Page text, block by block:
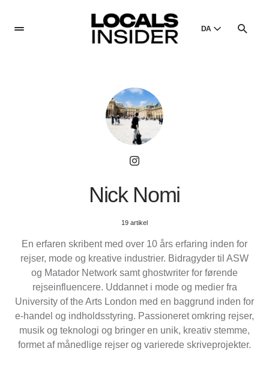
DA
Dansk
Danish
Polski
Poland
Русский
Nick Nomi
19 artikel
En erfaren skribent med over 10 års erfaring inden for
rejser, mode og kreative industrier. Bidragyder til ASW
og Matador Network samt ghostwriter for førende
rejseinfluencere. Uddannet i mode og medier fra
University of the Arts London med en baggrund inden for
e-handel og indholdsstyring. Passioneret omkring rejser,
musik og teknologi og bringer en unik, kreativ stemme,
formet af månedlige rejser og varierede skriveprojekter.